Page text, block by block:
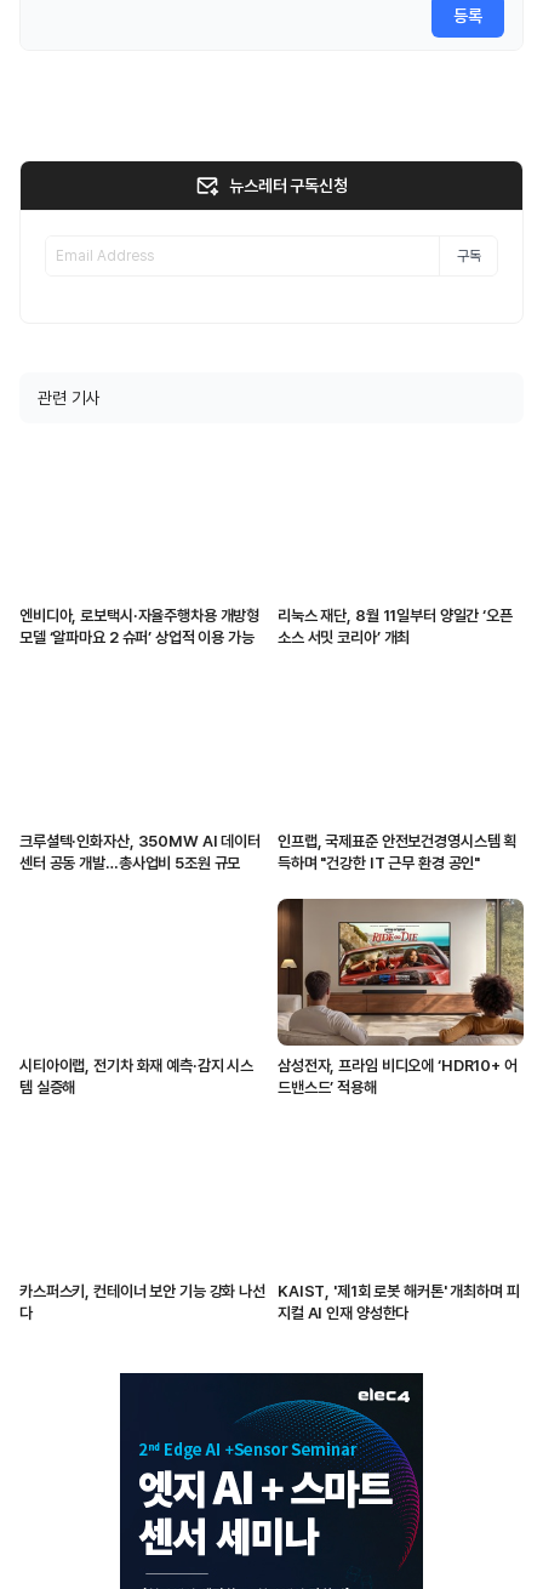
등록
뉴스레터 구독신청
구독
관련 기사
엔비디아, 로보택시·자율주행차용 개방형
모델 ‘알파마요 2 슈퍼’ 상업적 이용 가능
리눅스 재단, 8월 11일부터 양일간 ‘오픈
소스 서밋 코리아’ 개최
크루셜텍·인화자산, 350MW AI 데이터
센터 공동 개발…총사업비 5조원 규모
인프랩, 국제표준 안전보건경영시스템 획
득하며 "건강한 IT 근무 환경 공인"
시티아이랩, 전기차 화재 예측·감지 시스
템 실증해
삼성전자, 프라임 비디오에 ‘HDR10+ 어
드밴스드’ 적용해
카스퍼스키, 컨테이너 보안 기능 강화 나선
다
KAIST, '제1회 로봇 해커톤' 개최하며 피
지컬 AI 인재 양성한다